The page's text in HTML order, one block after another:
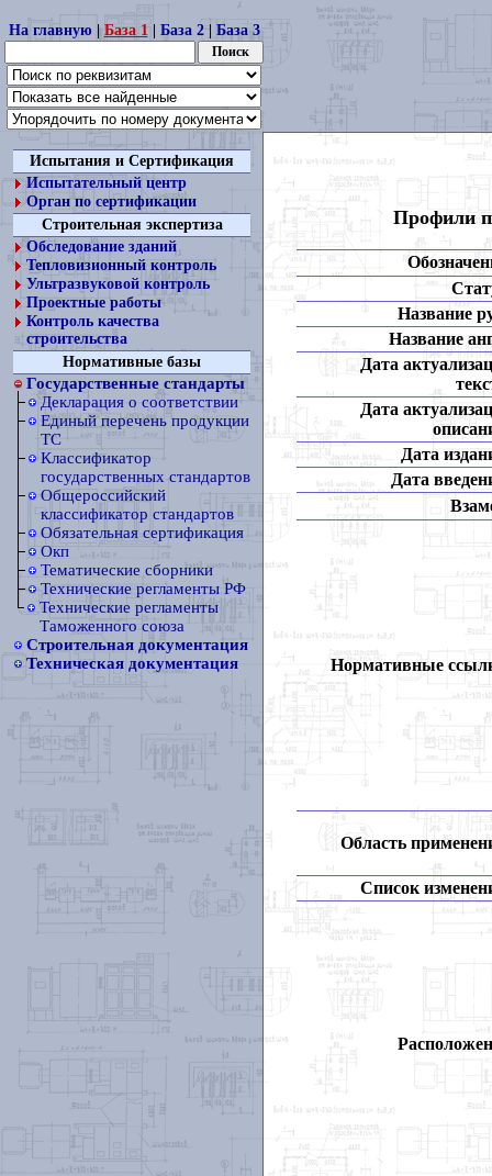
На главную| База 1| База 2| База 3
Испытания и Сертификация
Испытательный центр
Орган по сертификации
Строительная экспертиза
Обследование зданий
Тепловизионный контроль
Ультразвуковой контроль
Проектные работы
Контроль качества
строительства
Нормативные базы
Государственные стандарты
Декларация о соответствии
Единый перечень продукции
ТС
Классификатор
государственных стандартов
Общероссийский
классификатор стандартов
Обязательная сертификация
Окп
Тематические сборники
Технические регламенты РФ
Технические регламенты
Таможенного союза
Строительная документация
Техническая документация
Профили
Название
Название
Дата
Дата
Дата
Дата
Нормативные
Область
Список